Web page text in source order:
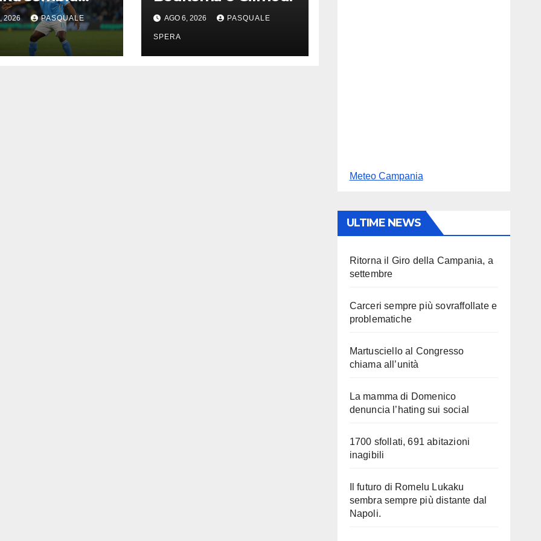
più distante
2026 PASQUALE AGO 6, 2026 PASQUALE
SPERA
Meteo Campania
ULTIME NEWS
Ritorna il Giro della Campania, a
settembre
Carceri sempre più sovraffollate e
problematiche
Martusciello al Congresso
chiama all’unità
La mamma di Domenico
denuncia l’hating sui social
1700 sfollati, 691 abitazioni
inagibili
Il futuro di Romelu Lukaku
sembra sempre più distante dal
Napoli.